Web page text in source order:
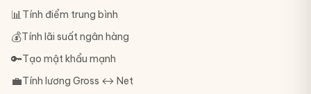
📊Tính điểm trung bình
💰Tính lãi suất ngân hàng
🔑Tạo mật khẩu mạnh
💼Tính lương Gross ↔ Net